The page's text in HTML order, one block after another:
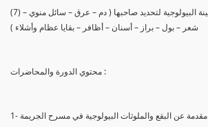
(7) إجراء الإختبارات علي العينة البيولوجية لتحديد صاحبها ( دم – عرق – سائل منوي –
شعر – بول – براز – أسنان – أظافر – بقايا عظام وأشلاء )
محتوي الدورة والمحاضرات :
1- مقدمة عن البقع والملوثات البيولوجية في مسرح الجريمة